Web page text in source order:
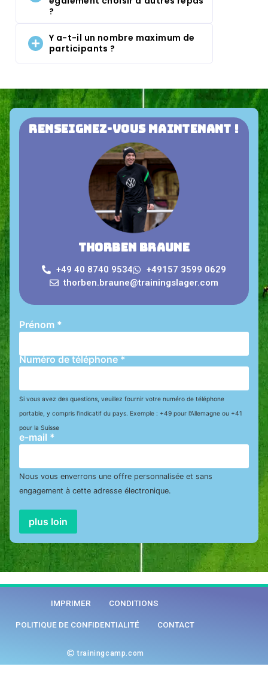
?
Y a-t-il un nombre maximum de
participants ?
Renseignez-vous maintenant !
Thorben Braune
+49 40 8740 9534
+49157 3599 0629
thorben.braune@trainingslager.com
Prénom *
Numéro de téléphone*
Si vous avez des questions, veuillez fournir votre numéro de téléphone
portable, y compris l'indicatif du pays. Exemple : +49 pour l'Allemagne ou +41
pour la Suisse
e-mail *
Nous vous enverrons une offre personnalisée et sans
engagement à cette adresse électronique.
plus loin
IMPRIMER CONDITIONS
POLITIQUE DE CONFIDENTIALITÉ CONTACT
trainingcamp.com